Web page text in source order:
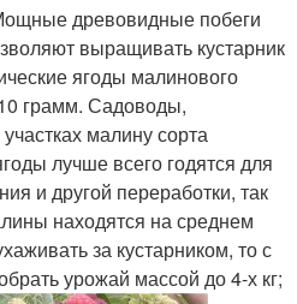
древовидные побеги
выращивать кустарник
ягоды малинового
грамм. Садоводы,
малину сорта
лучше всего годятся для
и другой переработки, так
находятся на среднем
за кустарником, то с
урожай массой до 4-х кг;